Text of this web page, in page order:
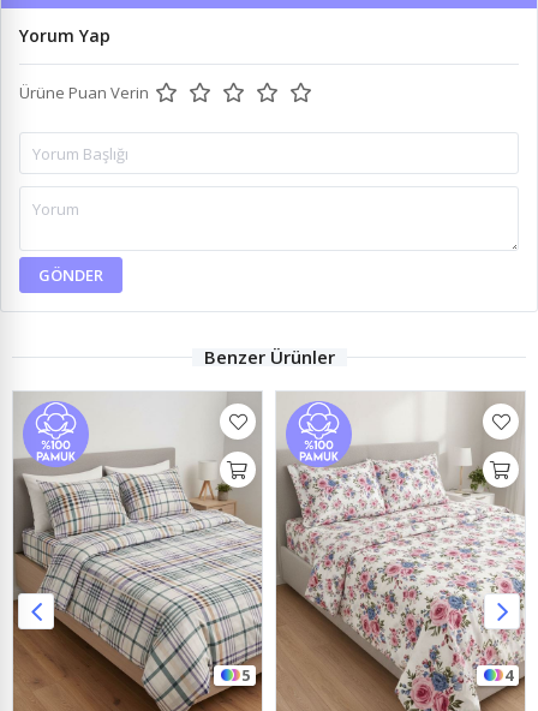
Yorum Yap
Ürüne Puan Verin
GÖNDER
Benzer Ürünler
5 4